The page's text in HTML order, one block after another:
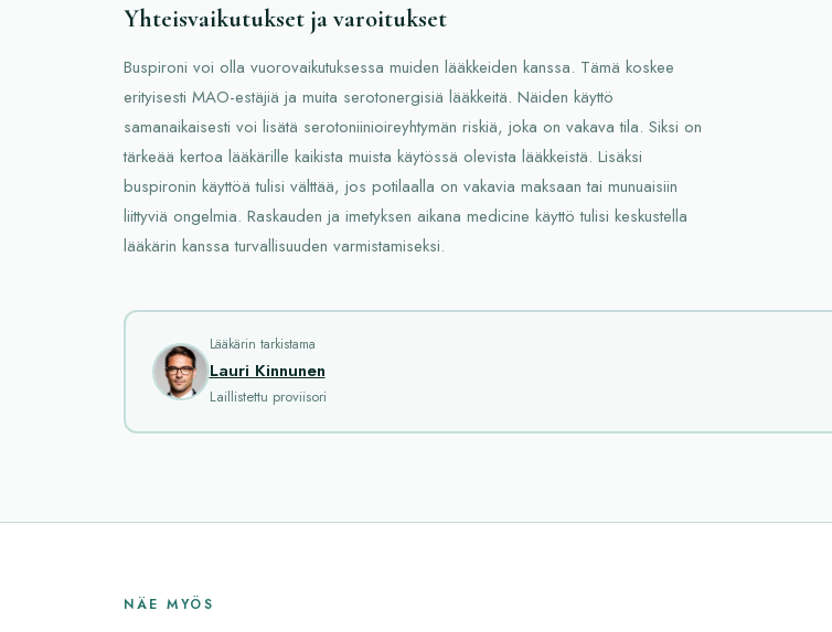
Yhteisvaikutukset ja varoitukset
Buspironi voi olla vuorovaikutuksessa muiden lääkkeiden kanssa. Tämä koskee
erityisesti MAO-estäjiä ja muita serotonergisiä lääkkeitä. Näiden käyttö
samanaikaisesti voi lisätä serotoniinioireyhtymän riskiä, joka on vakava tila. Siksi on
tärkeää kertoa lääkärille kaikista muista käytössä olevista lääkkeistä. Lisäksi
buspironin käyttöä tulisi välttää, jos potilaalla on vakavia maksaan tai munuaisiin
liittyviä ongelmia. Raskauden ja imetyksen aikana medicine käyttö tulisi keskustella
lääkärin kanssa turvallisuuden varmistamiseksi.
Lääkärin tarkistama
Lauri Kinnunen
Laillistettu proviisori
NÄE MYÖS